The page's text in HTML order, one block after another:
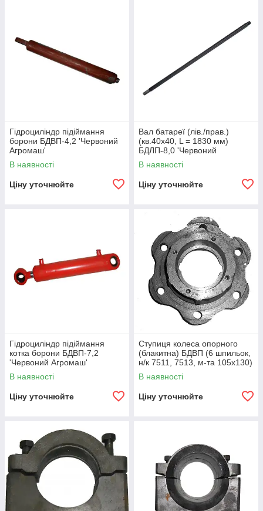
Гідроциліндр підіймання
борони БДВП-4,2 'Червоний
Агромаш'
В наявності
Ціну уточнюйте
Вал батареї (лів./прав.)
(кв.40х40, L = 1830 мм)
БДЛП-8,0 'Червоний
агромаш'
В наявності
Ціну уточнюйте
Гідроциліндр підіймання
котка борони БДВП-7,2
'Червоний Агромаш'
В наявності
Ціну уточнюйте
Ступиця колеса опорного
(блакитна) БДВП (6 шпильок,
н/к 7511, 7513, м-та 105х130)
'Краснянський агромаш'
В наявності
Ціну уточнюйте